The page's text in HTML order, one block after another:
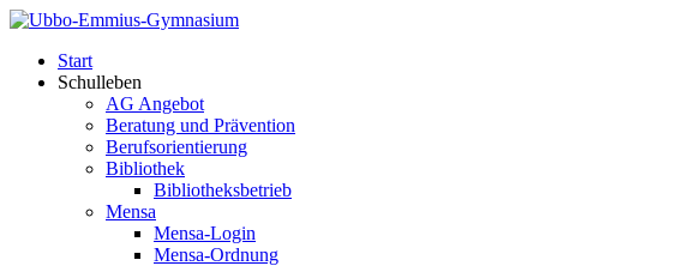
Start
Schulleben
AG Angebot
Beratung und Prävention
Berufsorientierung
Bibliothek
Bibliotheksbetrieb
Mensa
Mensa-Login
Mensa-Ordnung